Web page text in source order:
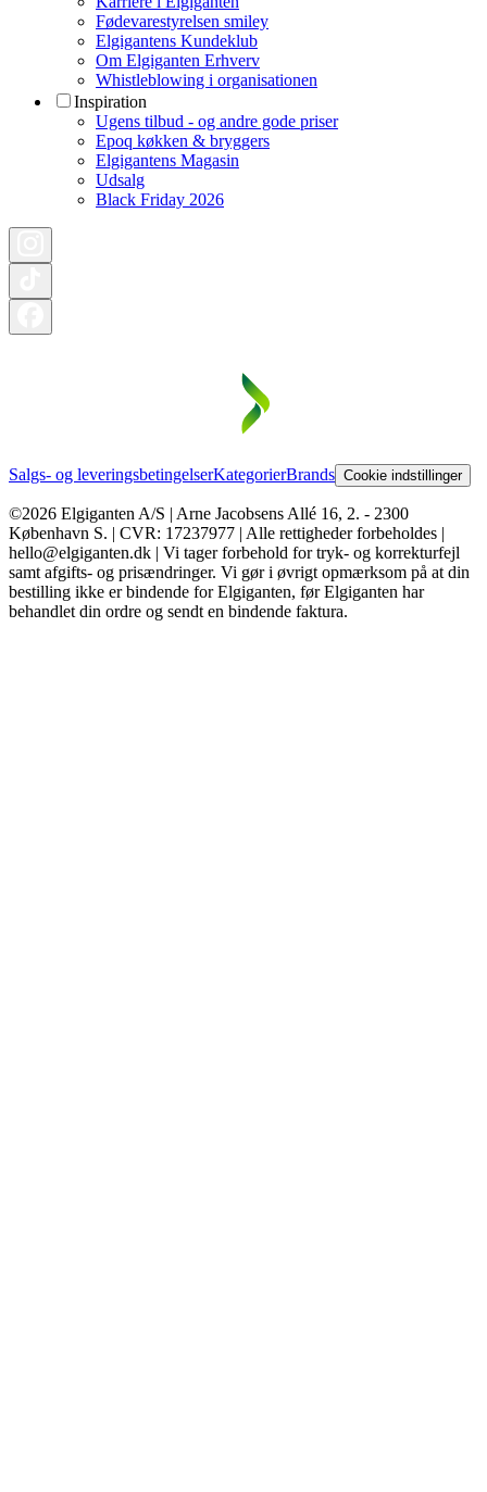
Fødevarestyrelsen smiley
Elgigantens Kundeklub
Om Elgiganten Erhverv
Whistleblowing i organisationen
Inspiration
Ugens tilbud - og andre gode priser
Epoq køkken & bryggers
Elgigantens Magasin
Udsalg
Black Friday 2026
Salgs- og leveringsbetingelserKategorierBrands Cookie indstillinger
©2026 Elgiganten A/S | Arne Jacobsens Allé 16, 2. - 2300
København S. | CVR: 17237977 | Alle rettigheder forbeholdes |
hello@elgiganten.dk | Vi tager forbehold for tryk- og korrekturfejl
samt afgifts- og prisændringer. Vi gør i øvrigt opmærksom på at din
bestilling ikke er bindende for Elgiganten, før Elgiganten har
behandlet din ordre og sendt en bindende faktura.